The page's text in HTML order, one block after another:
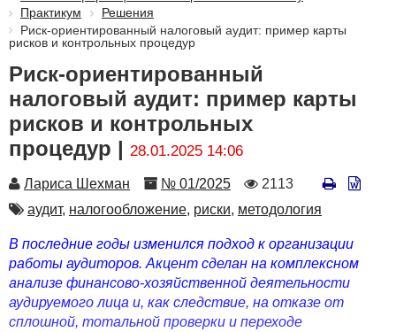
Практикум
Решения
Риск-ориентированный налоговый аудит: пример карты
рисков и контрольных процедур
Риск-ориентированный
налоговый аудит: пример карты
рисков и контрольных
процедур | 28.01.2025 14:06
Автор
Лариса Шехман Номер
№ 01/2025
Количество
2113
Автор
аудит, налогообложение, риски, методология
В последние годы изменился подход к организации
работы аудиторов. Акцент сделан на комплексном
анализе финансово-хозяйственной деятельности
аудируемого лица и, как следствие, на отказе от
сплошной, тотальной проверки и переходе